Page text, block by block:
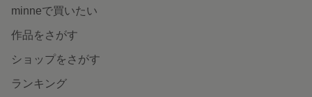
minneで買いたい
作品をさがす
ショップをさがす
ランキング